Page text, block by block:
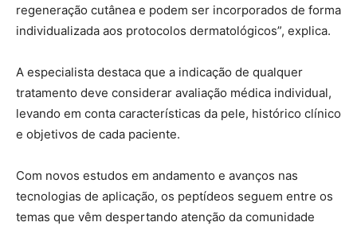
regeneração cutânea e podem ser incorporados de forma
individualizada aos protocolos dermatológicos”, explica.
A especialista destaca que a indicação de qualquer
tratamento deve considerar avaliação médica individual,
levando em conta características da pele, histórico clínico
e objetivos de cada paciente.
Com novos estudos em andamento e avanços nas
tecnologias de aplicação, os peptídeos seguem entre os
temas que vêm despertando atenção da comunidade